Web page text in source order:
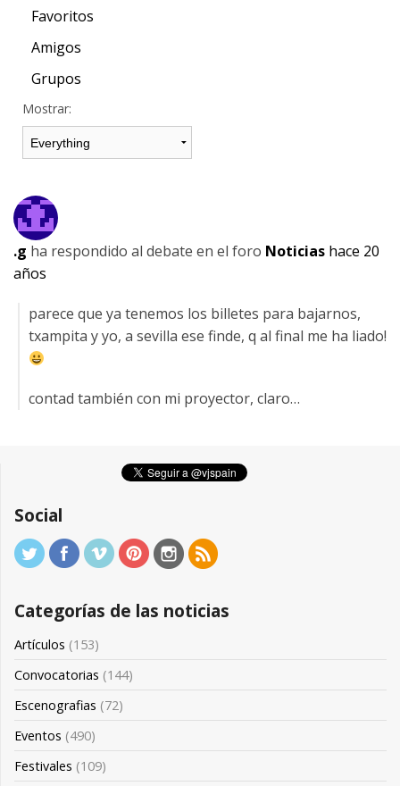
Favoritos
Amigos
Grupos
Mostrar:
.g ha respondido al debate en el foro Noticias hace 20
años
parece que ya tenemos los billetes para bajarnos,
txampita y yo, a sevilla ese finde, q al final me ha liado!
contad también con mi proyector, claro…
Social
Categorías de las noticias
Artículos (153)
Convocatorias (144)
Escenografias (72)
Eventos (490)
Festivales (109)